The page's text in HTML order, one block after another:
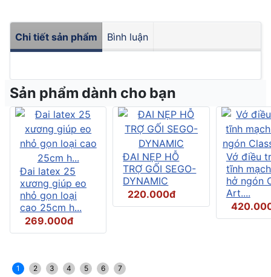
Chi tiết sản phẩm Bình luận
Sản phẩm dành cho bạn
Đai latex 25
xương giúp eo
nhỏ gọn loại
cao 25cm h...
269.000đ
ĐAI NẸP HỖ
TRỢ GỐI SEGO-
DYNAMIC
220.000đ
Vớ điều
tĩnh
hở ngón
Art....
1 2 3 4 5 6 7